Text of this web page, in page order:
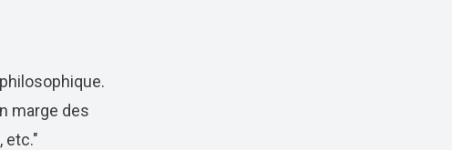
marge des
etc."